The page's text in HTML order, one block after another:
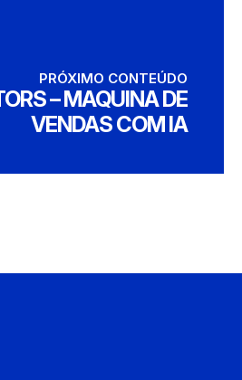
PRÓXIMO CONTEÚDO
– MAQUINA DE
VENDAS COM IA